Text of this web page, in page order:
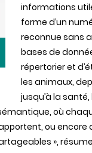
informations
forme d’un
reconnue sans
bases de
répertorier et
les animaux,
jusqu’à la
où
ou encore
»,